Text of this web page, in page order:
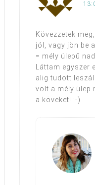
Kövezzetek
jól, vagy jön be
= mély ülepű
Láttam egyszer
alig tudott
volt a mély ülep
a köveket! :-)